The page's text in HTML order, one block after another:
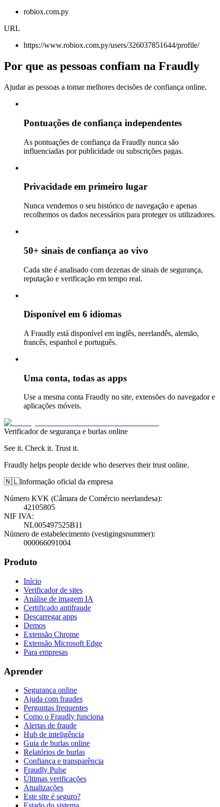
robiox.com.py
URL
https://www.robiox.com.py/users/326037851644/profile/
Por que as pessoas confiam na Fraudly
Ajudar as pessoas a tomar melhores decisões de confiança online.
Pontuações de confiança independentes
As pontuações de confiança da Fraudly nunca são
influenciadas por publicidade ou subscrições pagas.
Privacidade em primeiro lugar
Nunca vendemos o seu histórico de navegação e apenas
recolhemos os dados necessários para proteger os utilizadores.
50+ sinais de confiança ao vivo
Cada site é analisado com dezenas de sinais de segurança,
reputação e verificação em tempo real.
Disponível em 6 idiomas
A Fraudly está disponível em inglês, neerlandês, alemão,
francês, espanhol e português.
Uma conta, todas as apps
Use a mesma conta Fraudly no site, extensões do navegador e
aplicações móveis.
Verificador de segurança e burlas online
See it. Check it. Trust it.
Fraudly helps people decide who deserves their trust online.
🇳🇱Informação oficial da empresa
Número KVK (Câmara de Comércio neerlandesa):
42105805
NIF IVA:
NL005497525B11
Número de estabelecimento (vestigingsnummer):
000066091004
Produto
Início
Verificador de sites
Análise de imagem IA
Certificado antifraude
Descarregar apps
Demos
Extensão Chrome
Extensão Microsoft Edge
Para empresas
Aprender
Segurança online
Ajuda com fraudes
Perguntas frequentes
Como o Fraudly funciona
Alertas de fraude
Hub de inteligência
Guia de burlas online
Relatórios de burlas
Confiança e transparência
Fraudly Pulse
Últimas verificações
Atualizações
Este site é seguro?